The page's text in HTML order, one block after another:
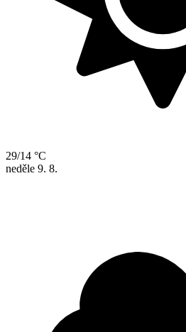
29/14 °C
neděle 9. 8.